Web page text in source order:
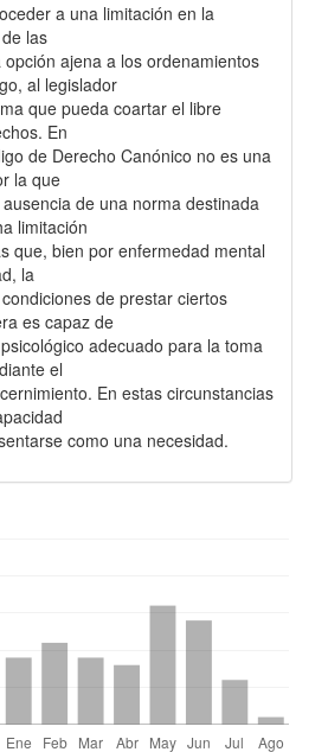
a una limitación en la
las
ajena a los ordenamientos
al legislador
que pueda coartar el libre
En
de Derecho Canónico no es una
la que
de una norma destinada
limitación
que, bien por enfermedad mental
la
de prestar ciertos
es capaz de
adecuado para la toma
el
En estas circunstancias
como una necesidad.